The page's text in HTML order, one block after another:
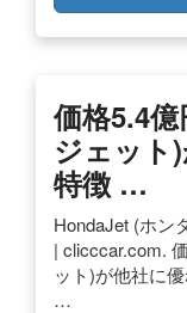
価格5.4
ジェット
特徴 …
HondaJet (ホン
| clicccar.com.
ット)が他社に
…